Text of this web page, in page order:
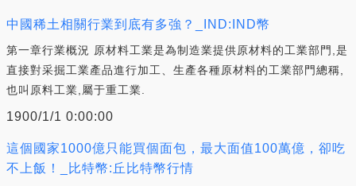
中國稀土相關行業到底有多強？_IND:IND幣
第一章行業概況 原材料工業是為制造業提供原材料的工業部門,是
直接對采掘工業產品進行加工、生產各種原材料的工業部門總稱,
也叫原料工業,屬于重工業.
1900/1/1 0:00:00
這個國家1000億只能買個面包，最大面值100萬億，卻吃
不上飯！_比特幣:丘比特幣行情